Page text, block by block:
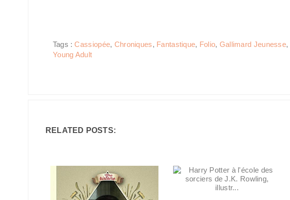
Tags :Cassiopée, Chroniques, Fantastique, Folio, Gallimard Jeunesse,
Young Adult
RELATED POSTS: